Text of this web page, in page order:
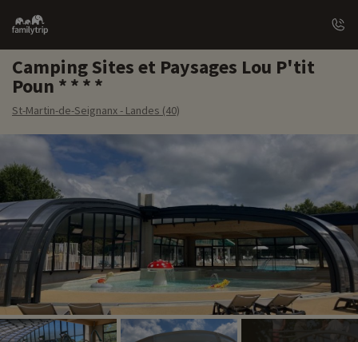
Family
trip
Camping Sites et Paysages Lou P'tit
Poun
St-Martin-de-Seignanx - Landes (40)